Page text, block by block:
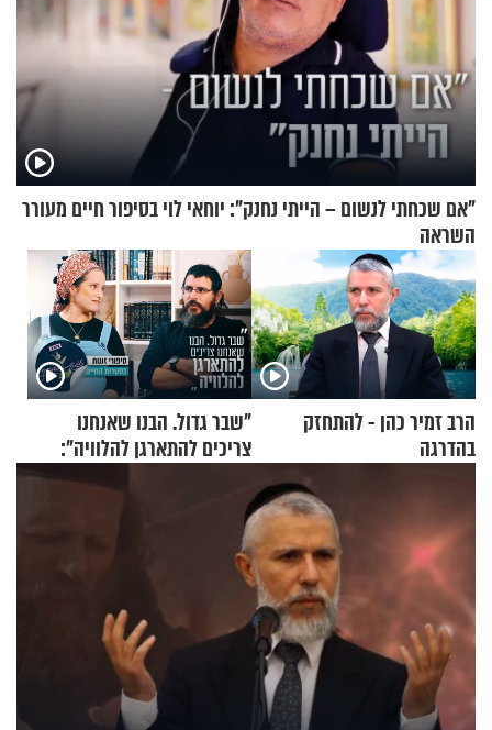
"אם שכחתי לנשום – הייתי נחנק": יוחאי לוי בסיפור חיים מעורר
השראה
הרב זמיר כהן - להתחזק
בהדרגה
"שבר גדול. הבנו שאנחנו
צריכים להתארגן להלוויה":
זוגיות במבחן, הפעם עם מרים
וגד דנינו